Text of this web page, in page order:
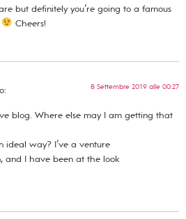
but definitely you’re going to a famous
Cheers!
8 Settembre 2019 alle 00:27
blog. Where else may I am getting that
ideal way? I’ve a venture
and I have been at the look